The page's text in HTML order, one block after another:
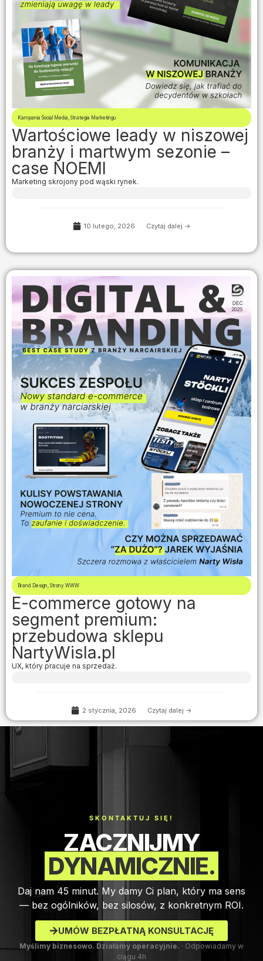
Kampania Social Media, Strategia Marketingu
Wartościowe leady w niszowej
branży i martwym sezonie –
case NOEMI
Marketing skrojony pod wąski rynek.
10 lutego, 2026 Czytaj dalej ->
Brand Design, Strony WWW
E-commerce gotowy na
segment premium:
przebudowa sklepu
NartyWisla.pl
UX, który pracuje na sprzedaż.
2 stycznia, 2026 Czytaj dalej ->
SKONTAKTUJ SIĘ!
ZACZNIJMY
DYNAMICZNIE.
Daj nam 45 minut. My damy Ci plan, który ma sens
— bez ogólników, bez silosów, z konkretnym ROI.
UMÓW BEZPŁATNĄ KONSULTACJĘ
Myślimy biznesowo. Działamy operacyjnie. · Odpowiadamy w
ciągu 4h